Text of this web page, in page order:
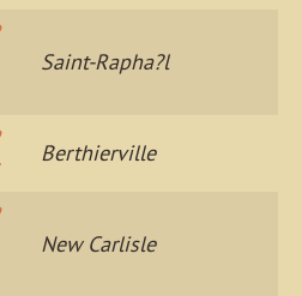
Saint-Rapha?l
Berthierville
New Carlisle